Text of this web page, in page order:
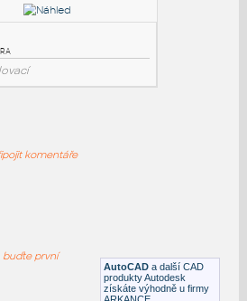
COIL PIPING DIAGRAM
Coil Diagram
Potrubí
AutoCAD a další CAD
produkty Autodesk
získáte výhodně u firmy
ARKANCE
komentáře
buďte první